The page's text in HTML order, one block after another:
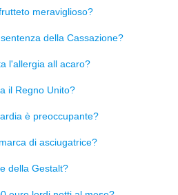
meraviglioso?
della Cassazione?
l'allergia all acaro?
il Regno Unito?
è preoccupante?
di asciugatrice?
della Gestalt?